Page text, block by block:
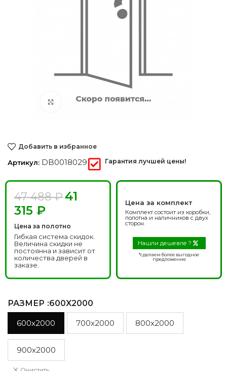
Нажмите, чтобы увеличить
Добавить в избранное
Артикул: DB0018029 Гарантия лучшей цены!
47 488₽41
315 ₽
Цена за полотно
Гибкая система скидок.
Величина скидки не
постоянна и зависит от
количества дверей в
заказе.
Цена за комплект
Комплект состоит из коробки,
полотна и наличников с двух
сторон.
Нашли дешевле ?
*сделаем более выгодное
предложение
РАЗМЕР :600X2000
600x2000 700x2000 800x2000
900x2000